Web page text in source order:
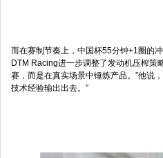
而在赛制节奏上，中国杯55分钟+1圈的
DTM Racing进一步调整了发动机压榨策
赛，而是在真实场景中锤炼产品。”他说
技术经验输出出去。”